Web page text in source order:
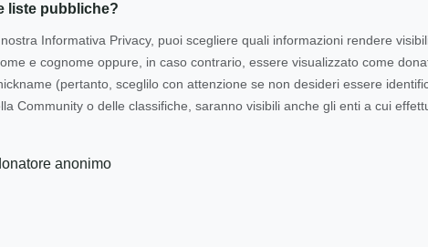
liste pubbliche?
Informativa Privacy, puoi scegliere quali informazioni rendere
e cognome oppure, in caso contrario, essere visualizzato come
(pertanto, sceglilo con attenzione se non desideri essere
Community o delle classifiche, saranno visibili anche gli enti a cui
anonimo